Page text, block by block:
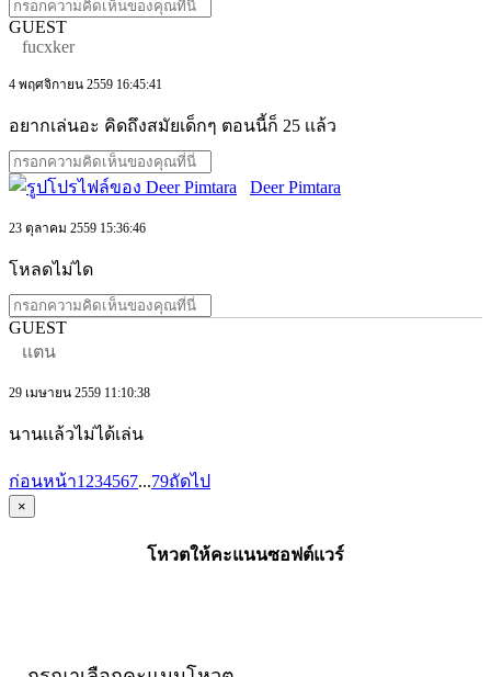
GUEST
fucxker
4 พฤศจิกายน 2559 16:45:41
อยากเล่นอะ คิดถึงสมัยเด็กๆ ตอนนี้ก็ 25 เเล้ว
Deer Pimtara
23 ตุลาคม 2559 15:36:46
โหลดไม่ได
GUEST
เเตน
29 เมษายน 2559 11:10:38
นานเเล้วไม่ได้เล่น
ก่อนหน้า1 234567...79ถัดไป
×
โหวตให้คะแนนซอฟต์แวร์